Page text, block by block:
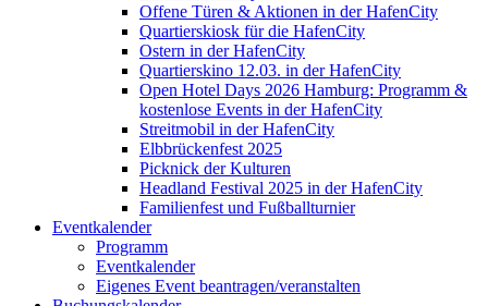
Offene Türen & Aktionen in der HafenCity
Quartierskiosk für die HafenCity
Ostern in der HafenCity
Quartierskino 12.03. in der HafenCity
Open Hotel Days 2026 Hamburg: Programm &
kostenlose Events in der HafenCity
Streitmobil in der HafenCity
Elbbrückenfest 2025
Picknick der Kulturen
Headland Festival 2025 in der HafenCity
Familienfest und Fußballturnier
Eventkalender
Programm
Eventkalender
Eigenes Event beantragen/veranstalten